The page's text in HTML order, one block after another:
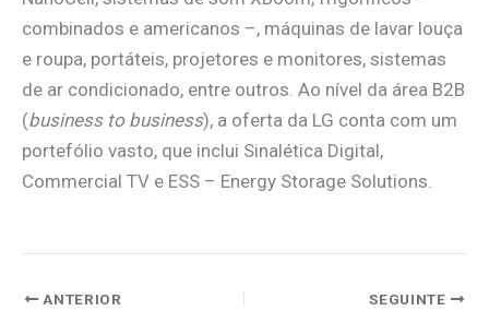
combinados e americanos –, máquinas de lavar louça
e roupa, portáteis, projetores e monitores, sistemas
de ar condicionado, entre outros. Ao nível da área B2B
(business to business), a oferta da LG conta com um
portefólio vasto, que inclui Sinalética Digital,
Commercial TV e ESS – Energy Storage Solutions.
ANTERIOR SEGUINTE